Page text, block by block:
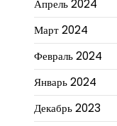
Апрель 2024
Март 2024
Февраль 2024
Январь 2024
Декабрь 2023